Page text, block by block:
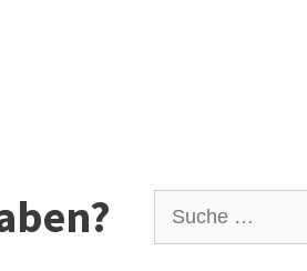
nach: